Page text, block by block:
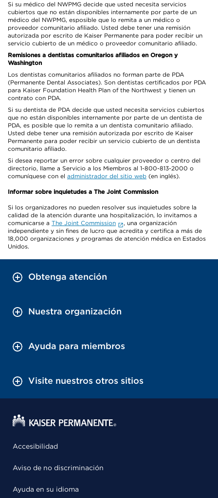
Si su médico del NWPMG decide que usted necesita servicios
cubiertos que no están disponibles internamente por parte de un
médico del NWPMG, esposible que lo remita a un médico o
proveedor comunitario afiliado. Usted debe tener una remisión
autorizada por escrito de Kaiser Permanente para poder recibir un
servicio cubierto de un médico o proveedor comunitario afiliado.
Remisiones a dentistas comunitarios afiliados en Oregon y
Washington
Los dentistas comunitarios afiliados no forman parte de PDA
(Permanente Dental Associates). Son dentistas certificados por PDA
para Kaiser Foundation Health Plan of the Northwest y tienen un
contrato con PDA.
Si su dentista de PDA decide que usted necesita servicios cubiertos
que no están disponibles internamente por parte de un dentista de
PDA, es posible que lo remita a un dentista comunitario afiliado.
Usted debe tener una remisión autorizada por escrito de Kaiser
Permanente para poder recibir un servicio cubierto de un dentista
comunitario afiliado.
Si desea reportar un error sobre cualquier proveedor o centro del
directorio, llame a Servicio a los Miembros al 1-800-813-2000 o
comuníquese con el administrador del sitio web (en inglés).
Informar sobre inquietudes a The Joint Commission
Si los organizadores no pueden resolver sus inquietudes sobre la
calidad de la atención durante una hospitalización, lo invitamos a
comunicarse a The Joint Commission
, una organización
independiente y sin fines de lucro que acredita y certifica a más de
18,000 organizaciones y programas de atención médica en Estados
Unidos.
Obtenga atención
Nuestra organización
Ayuda para miembros
Visite nuestros otros sitios
Accesibilidad
Aviso de no discriminación
Ayuda en su idioma